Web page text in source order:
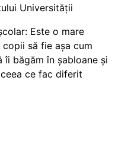
Universității
Este o mare
să fie așa cum
îi băgăm în șabloane și
ce fac diferit